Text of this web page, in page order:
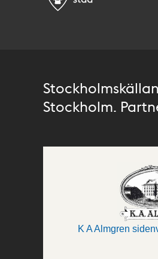
Stockholm.
K A Almgren